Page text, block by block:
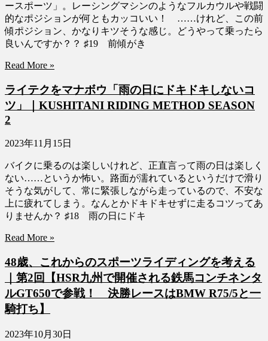
ースポーツ」。レーシングマシンのようなフルカウルや戦闘
的なポジションが何ともカッコいい！ ……けれど、この前
傾ポジション、かなりキツそうな感じ。どうやって乗ったら
良いんですか？？ ♯19 前傾がき
Read More »
ライテクをマナボウ「雨の日にドキドキしないコ
ツ」｜KUSHITANI RIDING METHOD SEASON
2
2023年11月15日
バイクに乗るのは楽しいけれど、正直言って雨の日は楽しく
ない……というか怖い。路面が濡れているというだけで滑り
そうな気がして、常に緊張しながら走っているので、不安な
上に疲れてしまう。なんとかドキドキせずに走るコツってあ
りませんか？ ♯18 雨の日にドキ
Read More »
48歳、これからのスポーツライディングを考える
｜第2回【HSR九州で開催される鉄馬コンチネンタ
ルGT650で参戦！ 決勝レースはBMW R75/5と一
騎打ち】
2023年10月30日